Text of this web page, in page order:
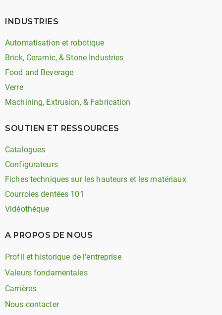
INDUSTRIES
Automatisation et robotique
Brick, Ceramic, & Stone Industries
Food and Beverage
Verre
Machining, Extrusion, & Fabrication
SOUTIEN ET RESSOURCES
Catalogues
Configurateurs
Fiches techniques sur les hauteurs et les matériaux
Courroies dentées 101
Vidéothèque
A PROPOS DE NOUS
Profil et historique de l'entreprise
Valeurs fondamentales
Carrières
Nous contacter